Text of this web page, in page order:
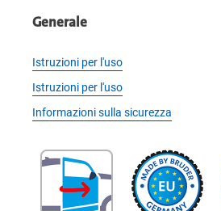
Generale
Istruzioni per l'uso
Istruzioni per l'uso
Informazioni sulla sicurezza